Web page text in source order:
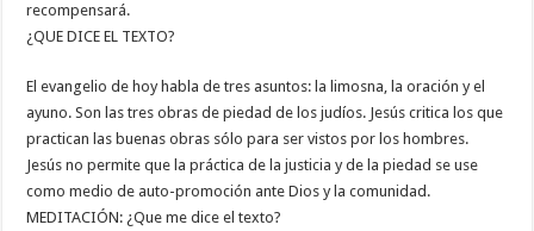
recompensará.
¿QUE DICE EL TEXTO?
El evangelio de hoy habla de tres asuntos: la limosna, la oración y el
ayuno. Son las tres obras de piedad de los judíos. Jesús critica los que
practican las buenas obras sólo para ser vistos por los hombres.
Jesús no permite que la práctica de la justicia y de la piedad se use
como medio de auto-promoción ante Dios y la comunidad.
MEDITACIÓN: ¿Que me dice el texto?